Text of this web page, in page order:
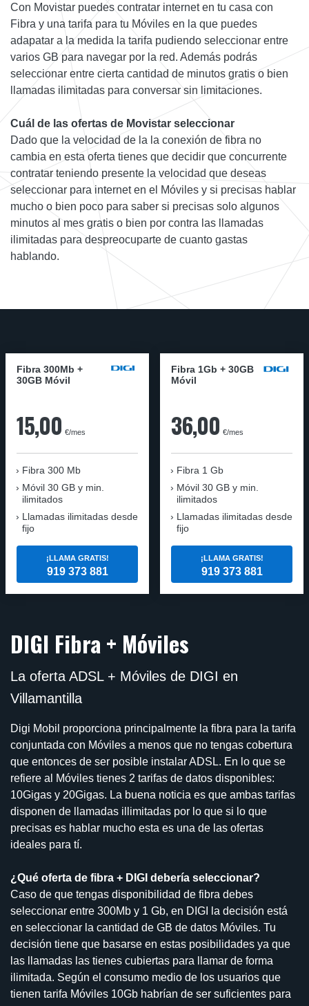
Con Movistar puedes contratar internet en tu casa con
Fibra y una tarifa para tu Móviles en la que puedes
adapatar a la medida la tarifa pudiendo seleccionar entre
varios GB para navegar por la red. Además podrás
seleccionar entre cierta cantidad de minutos gratis o bien
llamadas ilimitadas para conversar sin limitaciones.
Cuál de las ofertas de Movistar seleccionar
Dado que la velocidad de la la conexión de fibra no
cambia en esta oferta tienes que decidir que concurrente
contratar teniendo presente la velocidad que deseas
seleccionar para internet en el Móviles y si precisas hablar
mucho o bien poco para saber si precisas solo algunos
minutos al mes gratis o bien por contra las llamadas
ilimitadas para despreocuparte de cuanto gastas
hablando.
Fibra 300Mb +
30GB Móvil
15,00 €/mes
Fibra 300 Mb
Móvil 30 GB y min.
ilimitados
Llamadas ilimitadas desde
fijo
¡LLAMA GRATIS!
919 373 881
Fibra 1Gb + 30GB
Móvil
36,00 €/mes
Fibra 1 Gb
Móvil 30 GB y min.
ilimitados
Llamadas ilimitadas desde
fijo
¡LLAMA GRATIS!
919 373 881
DIGI Fibra + Móviles
La oferta ADSL + Móviles de DIGI en
Villamantilla
Digi Mobil proporciona principalmente la fibra para la tarifa
conjuntada con Móviles a menos que no tengas cobertura
que entonces de ser posible instalar ADSL. En lo que se
refiere al Móviles tienes 2 tarifas de datos disponibles:
10Gigas y 20Gigas. La buena noticia es que ambas tarifas
disponen de llamadas illimitadas por lo que si lo que
precisas es hablar mucho esta es una de las ofertas
ideales para tí.
¿Qué oferta de fibra + DIGI debería seleccionar?
Caso de que tengas disponibilidad de fibra debes
seleccionar entre 300Mb y 1 Gb, en DIGI la decisión está
en seleccionar la cantidad de GB de datos Móviles. Tu
decisión tiene que basarse en estas posibilidades ya que
las llamadas las tienes cubiertas para llamar de forma
ilimitada. Según el consumo medio de los usuarios que
tienen tarifa Móviles 10Gb habrían de ser suficientes para